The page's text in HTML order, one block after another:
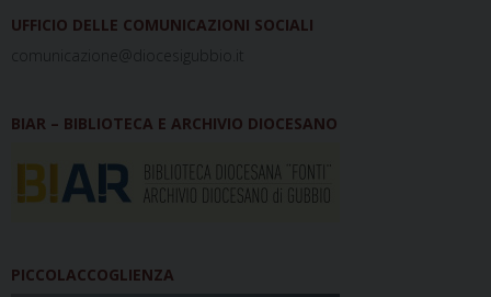
UFFICIO DELLE COMUNICAZIONI SOCIALI
comunicazione@diocesigubbio.it
BIAR – BIBLIOTECA E ARCHIVIO DIOCESANO
PICCOLACCOGLIENZA